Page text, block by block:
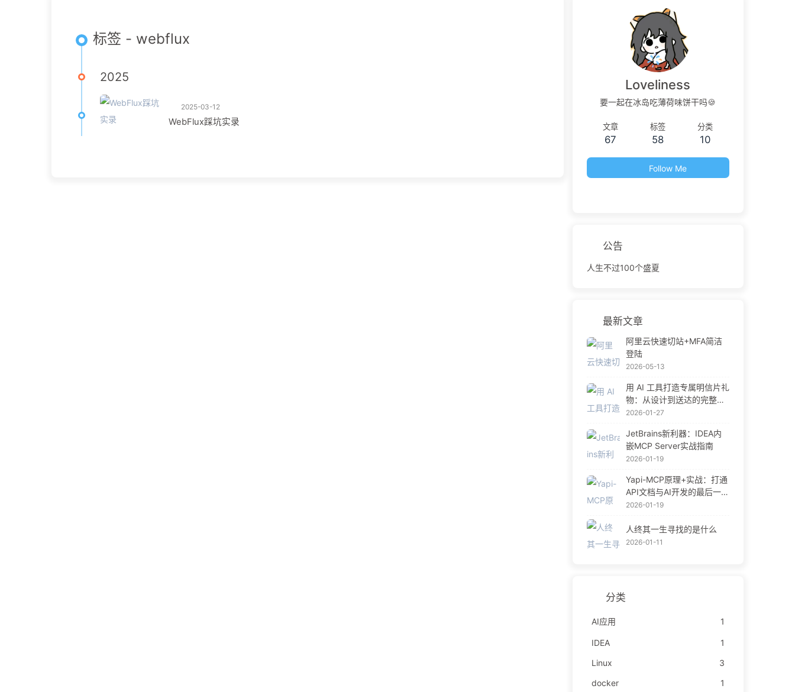
标签 - webflux
2025
2025-03-12
WebFlux踩坑实录
Loveliness
要一起在冰岛吃薄荷味饼干吗🍪
文章
67
标签
58
分类
10
Follow Me
公告
人生不过100个盛夏
最新文章
阿里云快速切站+MFA简洁
登陆
2026-05-13
用 AI 工具打造专属明信片礼
物：从设计到送达的完整指
南
2026-01-27
JetBrains新利器：IDEA内
嵌MCP Server实战指南
2026-01-19
Yapi-MCP原理+实战：打通
API文档与AI开发的最后一公
里
2026-01-19
人终其一生寻找的是什么
2026-01-11
分类
AI应用 1
IDEA
1
Linux
3
docker
1